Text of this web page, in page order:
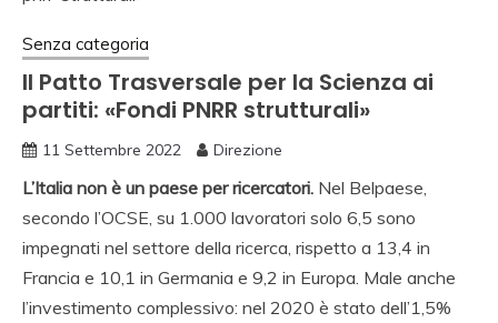
Senza categoria
Il Patto Trasversale per la Scienza ai
partiti: «Fondi PNRR strutturali»
11 Settembre 2022 Direzione
L’Italia non è un paese per ricercatori. Nel Belpaese,
secondo l’OCSE, su 1.000 lavoratori solo 6,5 sono
impegnati nel settore della ricerca, rispetto a 13,4 in
Francia e 10,1 in Germania e 9,2 in Europa. Male anche
l’investimento complessivo: nel 2020 è stato dell’1,5%